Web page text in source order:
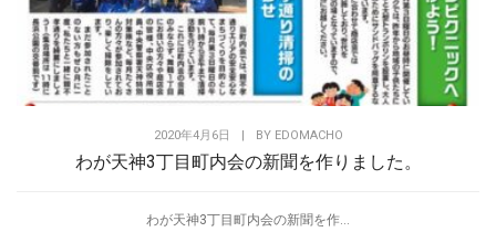
2020年4月6日 BY EDOMACHO
わが天神3丁目町内会の新聞を作りました。
わが天神3丁目町内会の新聞を作...